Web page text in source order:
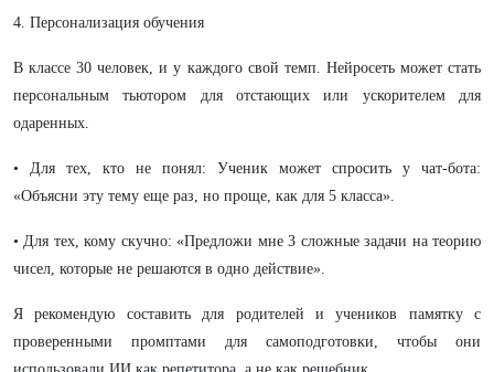
4. Персонализация обучения
В классе 30 человек, и у каждого свой темп. Нейросеть может стать
персональным тьютором для отстающих или ускорителем для
одаренных.
• Для тех, кто не понял: Ученик может спросить у чат-бота:
«Объясни эту тему еще раз, но проще, как для 5 класса».
• Для тех, кому скучно: «Предложи мне 3 сложные задачи на теорию
чисел, которые не решаются в одно действие».
Я рекомендую составить для родителей и учеников памятку с
проверенными промптами для самоподготовки, чтобы они